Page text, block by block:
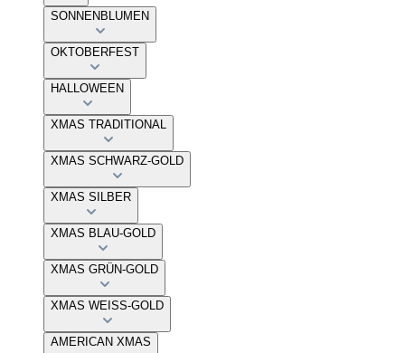
SONNENBLUMEN
OKTOBERFEST
HALLOWEEN
XMAS TRADITIONAL
XMAS SCHWARZ-GOLD
XMAS SILBER
XMAS BLAU-GOLD
XMAS GRÜN-GOLD
XMAS WEISS-GOLD
AMERICAN XMAS